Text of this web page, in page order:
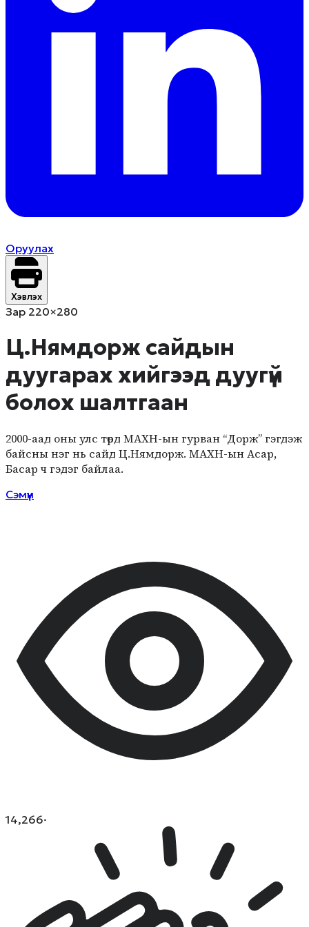
Оруулах
Хэвлэх
Зар 220×280
Ц.Нямдорж сайдын
дуугарах хийгээд дуугүй
болох шалтгаан
2000-аад оны улс төрд МАХН-ын гурван “Дорж” гэгдэж
байсны нэг нь сайд Ц.Нямдорж. МАХН-ын Асар,
Басар ч гэдэг байлаа.
Сэмүүн
14,266·